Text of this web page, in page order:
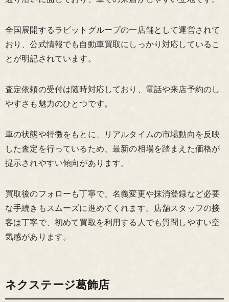
全国展開するラビットグループの一店舗として運営されて
おり、公式情報でも自動車買取にしっかり対応しているこ
とが明記されています。
査定依頼の受付は随時対応しており、電話や来店予約のし
やすさも魅力のひとつです。
車の状態や特徴をもとに、リアルタイムの市場動向を反映
した査定を行っているため、最新の相場を踏まえた価格が
提示されやすい傾向があります。
買取後のフォローも丁寧で、名義変更や抹消登録など必要
な手続きもスムーズに進めてくれます。店舗スタッフの接
客は丁寧で、初めて買取を利用する人でも質問しやすい空
気感があります。
ネクステージ葛飾店